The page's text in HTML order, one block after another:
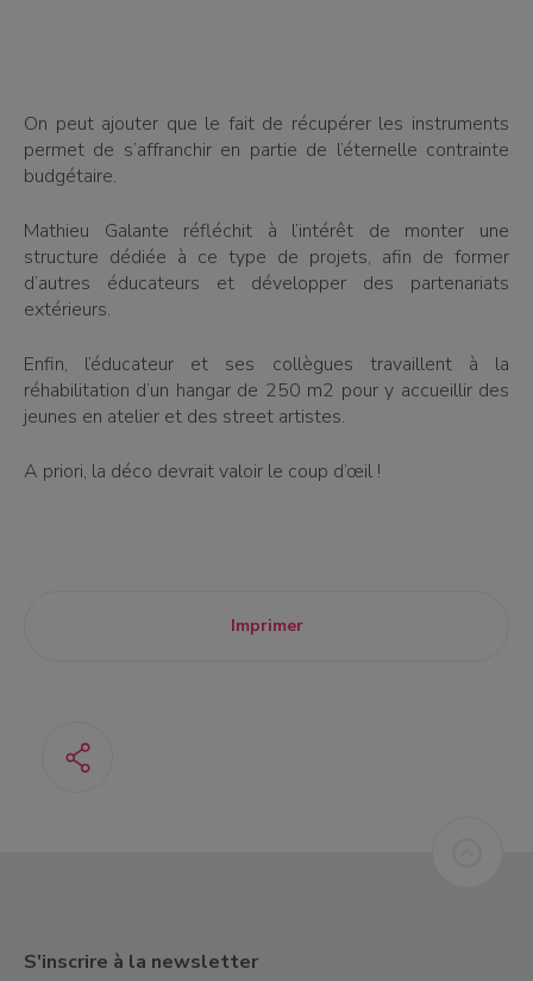
On peut ajouter que le fait de récupérer les instruments
permet de s’affranchir en partie de l’éternelle contrainte
budgétaire.
Mathieu Galante réfléchit à l’intérêt de monter une
structure dédiée à ce type de projets, afin de former
d’autres éducateurs et développer des partenariats
extérieurs.
Enfin, l’éducateur et ses collègues travaillent à la
réhabilitation d’un hangar de 250 m2 pour y accueillir des
jeunes en atelier et des street artistes.
A priori, la déco devrait valoir le coup d’œil !
Imprimer
S'inscrire à la newsletter